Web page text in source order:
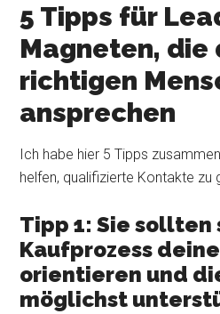
5 Tipps für
Magneten, die
richtigen
ansprechen
Ich habe hier 5 Tipps
helfen, qualifizierte Kontakte zu
Tipp 1: Sie sollten
Kaufprozess
orientieren und
möglichst